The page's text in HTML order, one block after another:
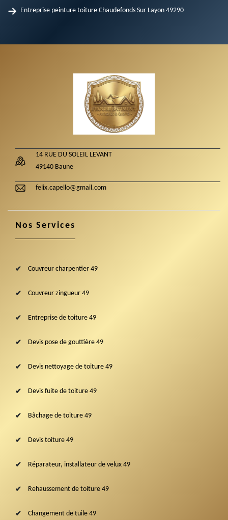
Entreprise peinture toiture Chaudefonds Sur Layon 49290
14 RUE DU SOLEIL LEVANT
49140 Baune
felix.capello@gmail.com
Nos Services
Couvreur charpentier 49
Couvreur zingueur 49
Entreprise de toiture 49
Devis pose de gouttière 49
Devis nettoyage de toiture 49
Devis fuite de toiture 49
Bâchage de toiture 49
Devis toiture 49
Réparateur, installateur de velux 49
Rehaussement de toiture 49
Changement de tuile 49